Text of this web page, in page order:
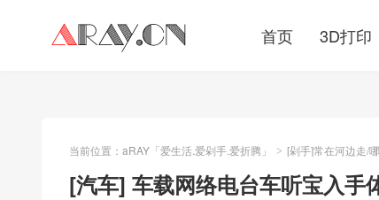
首页 3D打印
当前位置： aRAY「爱生活.爱剁手.爱折腾」 > [剁手]常在河边走/
[汽车] 车载网络电台车听宝入手